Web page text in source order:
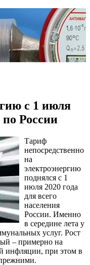
с 1 июля
по России
Тариф
непосредственно
на
электроэнергию
поднялся с 1
июля 2020 года
для всего
населения
России. Именно
в середине лета у
услуг. Рост
– примерно на
инфляции, при этом в